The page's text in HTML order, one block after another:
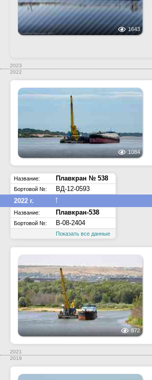
1643
2023
2022
1084
Название: Плавкран № 538
Бортовой №:
ВД-12-0593
2022 г. ↑
Название: Плавкран-538
Бортовой №: В-08-2404
Показать все данные
872
2021
2019